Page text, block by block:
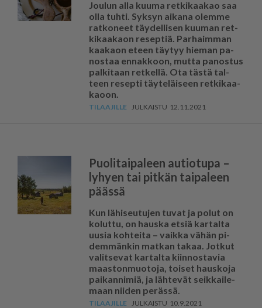
Jou­lun al­la kuu­ma ret­ki­kaa­kao saa
ol­la tuh­ti. Syk­syn ai­ka­na olem­me
rat­ko­neet täy­del­li­sen kuu­man ret­
ki­kaa­ka­on re­sep­tiä. Par­haim­man
kaa­ka­on eteen täy­tyy hie­man pa­
nos­taa en­nak­koon, mut­ta pa­nos­tus
pal­ki­taan ret­kel­lä. Ota täs­tä tal­
teen re­sep­ti täy­te­läi­seen ret­ki­kaa­
ka­oon.
12.11.2021
Puolitaipaleen autiotupa –
lyhyen tai pitkän taipaleen
päässä
Kun lä­hi­seu­tu­jen tu­vat ja po­lut on
ko­lut­tu, on haus­ka et­siä kar­tal­ta
uu­sia koh­tei­ta – vaik­ka vä­hän pi­
dem­män­kin mat­kan ta­kaa. Jot­kut
va­lit­se­vat kar­tal­ta kiin­nos­ta­via
maas­ton­muo­to­ja, toi­set haus­ko­ja
pai­kan­ni­miä, ja läh­te­vät seik­kai­le­
maan nii­den pe­räs­sä.
10.9.2021